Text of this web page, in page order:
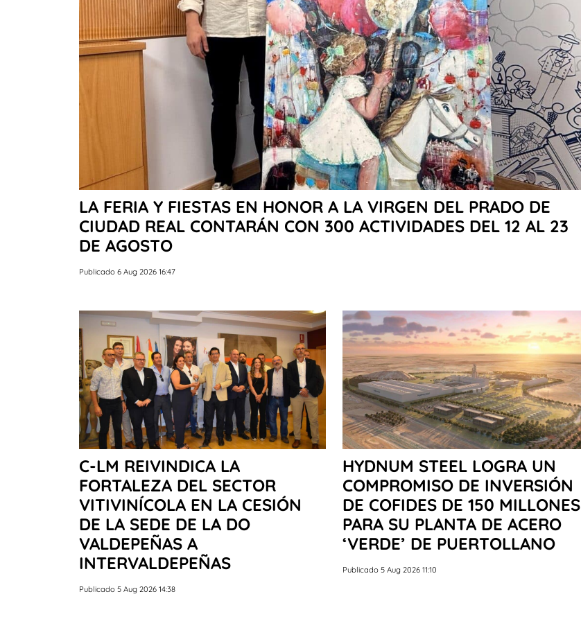
LA FERIA Y FIESTAS EN HONOR A LA VIRGEN DEL PRADO DE
CIUDAD REAL CONTARÁN CON 300 ACTIVIDADES DEL 12 AL 23
DE AGOSTO
Publicado 6 Aug 2026 16:47
C-LM REIVINDICA LA
FORTALEZA DEL SECTOR
VITIVINÍCOLA EN LA CESIÓN
DE LA SEDE DE LA DO
VALDEPEÑAS A
INTERVALDEPEÑAS
Publicado 5 Aug 2026 14:38
HYDNUM STEEL LOGRA UN
COMPROMISO DE INVERSIÓN
DE COFIDES DE 150 MILLONES
PARA SU PLANTA DE ACERO
‘VERDE’ DE PUERTOLLANO
Publicado 5 Aug 2026 11:10